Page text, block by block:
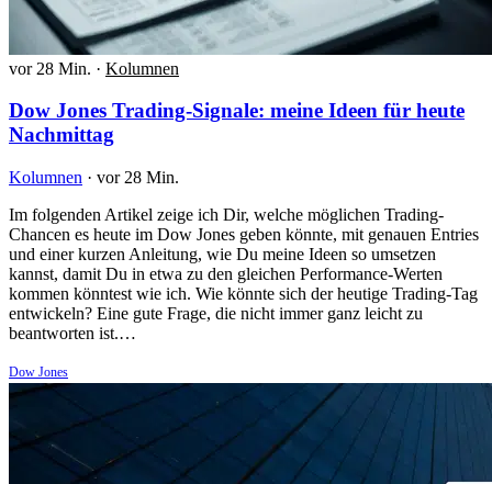
vor 28 Min. · Kolumnen
Dow Jones Trading-Signale: meine Ideen für heute
Nachmittag
Kolumnen · vor 28 Min.
Im folgenden Artikel zeige ich Dir, welche möglichen Trading-
Chancen es heute im Dow Jones geben könnte, mit genauen Entries
und einer kurzen Anleitung, wie Du meine Ideen so umsetzen
kannst, damit Du in etwa zu den gleichen Performance-Werten
kommen könntest wie ich. Wie könnte sich der heutige Trading-Tag
entwickeln? Eine gute Frage, die nicht immer ganz leicht zu
beantworten ist.…
Dow Jones